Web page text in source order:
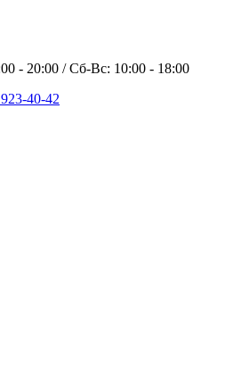
- 20:00 / Сб-Вс: 10:00 - 18:00
40-42